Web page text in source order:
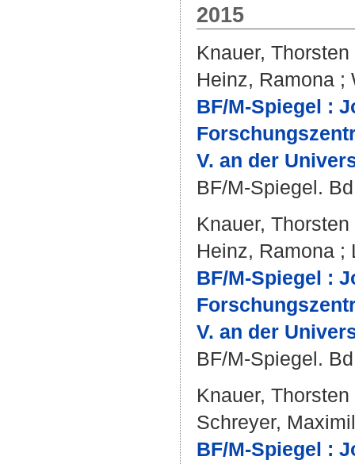
2015
Knauer, Thorsten
Heinz, Ramona ;
BF/M-Spiegel :
V. an der
BF/M-Spiegel.
Knauer, Thorsten
Heinz, Ramona ;
BF/M-Spiegel :
V. an der
BF/M-Spiegel.
Knauer, Thorsten
Schreyer,
BF/M-Spiegel :